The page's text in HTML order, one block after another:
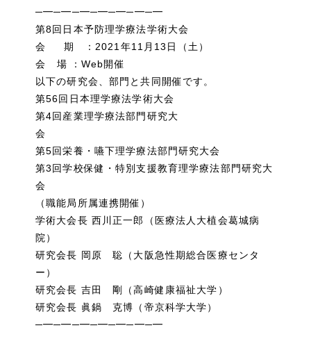
─━─━─━─━─━─━─━
第8回日本予防理学療法学術大会
会 期 ：2021年11月13日（土）
会 場 ：Web開催
以下の研究会、部門と共同開催です。
第56回日本理学療法学術大会
第4回産業理学療法部門研究大
会
第5回栄養・嚥下理学療法部門研究大会
第3回学校保健・特別支援教育理学療法部門研究大
会
（職能局所属連携開催）
学術大会長 西川正一郎（医療法人大植会葛城病
院）
研究会長 岡原 聡（大阪急性期総合医療センタ
ー）
研究会長 吉田 剛（高崎健康福祉大学）
研究会長 眞鍋 克博（帝京科学大学）
─━─━─━─━─━─━─━